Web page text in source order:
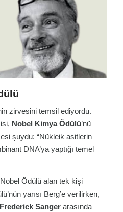
zirvesini temsil ediyordu.
Nobel Kimya Ödülü’nü
şuydu: “Nükleik asitlerin
DNA’ya yaptığı temel
Ödülü alan tek kişi
yarısı Berg’e verilirken,
Frederick Sanger arasında